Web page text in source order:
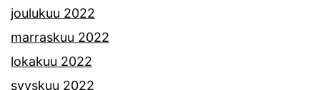
joulukuu 2022
marraskuu 2022
lokakuu 2022
syyskuu 2022